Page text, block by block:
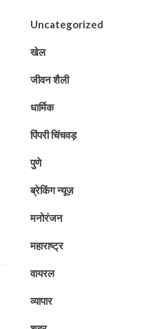
Uncategorized
खेल
जीवन शैली
धार्मिक
पिंपरी चिंचवड़
पुणे
ब्रेकिंग न्यूज़
मनोरंजन
महाराष्ट्र
वायरल
व्यापार